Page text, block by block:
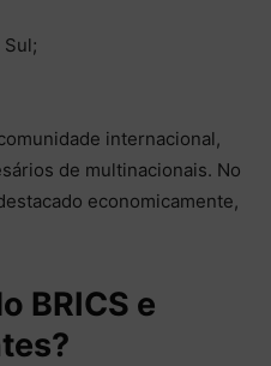
internacional,
de multinacionais. No
economicamente,
BRICS e